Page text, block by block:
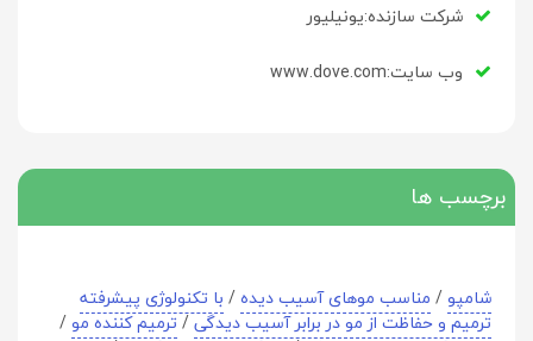
شرکت سازنده:یونیلیور
وب سایت:www.dove.com
برچسب ها
شامپو/ مناسب موهای آسیب دیده/ با تکنولوژی پیشرفته
ترمیم و حفاظت از مو در برابر آسیب دیدگی/ترمیم کننده مو/